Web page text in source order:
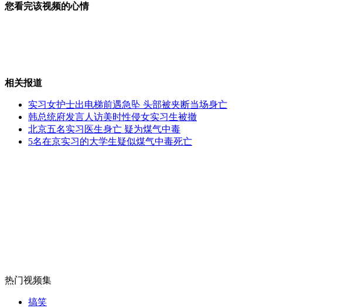
山西运城恶犬咬伤多人 警民合力深夜将其击毙
女孩北京地铁殴打老人 痛下狠手拳打脚踢
您看完该视频的心情
相关报道
实习女护士出电梯前遇急坠 头部被夹断当场身亡
韩总统府发言人访美时性侵女实习生被撤
北京五名实习医生身亡 疑为煤气中毒
5名在京实习的大学生疑似煤气中毒死亡
热门视频集
搞笑